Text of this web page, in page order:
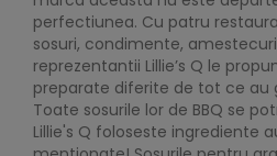
perfectiunea. Cu patru
sosuri, condimente,
reprezentantii Lillie’s Q le
preparate diferite de tot ce au
Toate sosurile lor de BBQ se
Lillie's Q foloseste ingrediente